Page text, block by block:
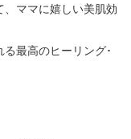
ママに嬉しい美肌効
最高のヒーリング･